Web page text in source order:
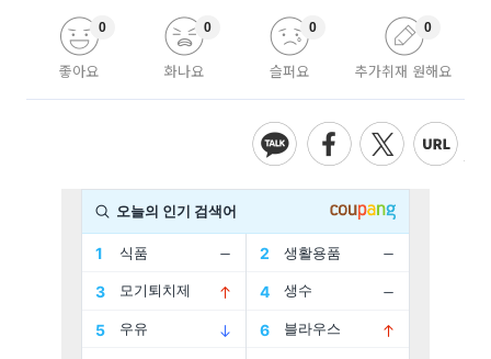
좋아요
0
화나요
0
슬퍼요
0
추가취재 원해요
0